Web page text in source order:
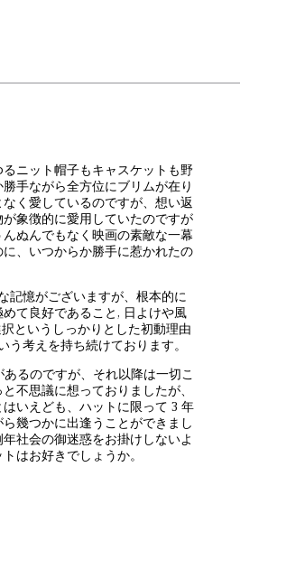
ニット帽子もキャスケットも野
手ながら全方位にブリムが在り
く愛しているのですが、想い返
象徴的に愛用していたのですが
ぬんでもなく映画の素敵な一幕
、いつからか勝手に惹かれたの
記憶がございますが、根本的に
て良好であること, 日よけや風
というしっかりとした初動理由
考えを持ち続けております。
るのですが、それ以降は一切こ
不思議に想っておりましたが、
いえども、ハットに限って 3 年
幾つかに出逢うことができまし
社会の御迷惑をお掛けしないよ
はお好きでしょうか。